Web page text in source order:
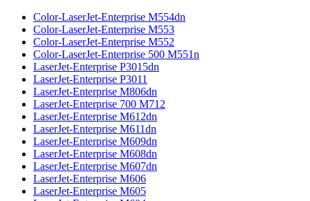
Color-LaserJet-Enterprise M554dn
Color-LaserJet-Enterprise M553
Color-LaserJet-Enterprise M552
Color-LaserJet-Enterprise 500 M551n
LaserJet-Enterprise P3015dn
LaserJet-Enterprise P3011
LaserJet-Enterprise M806dn
LaserJet-Enterprise 700 M712
LaserJet-Enterprise M612dn
LaserJet-Enterprise M611dn
LaserJet-Enterprise M609dn
LaserJet-Enterprise M608dn
LaserJet-Enterprise M607dn
LaserJet-Enterprise M606
LaserJet-Enterprise M605